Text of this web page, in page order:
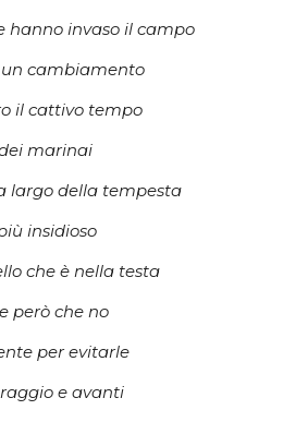
hanno invaso il campo
un cambiamento
il cattivo tempo
marinai
largo della tempesta
insidioso
che è nella testa
però che no
per evitarle
e avanti